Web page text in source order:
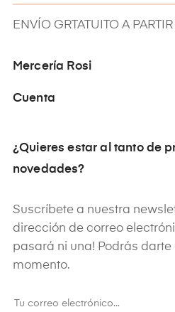
ENVÍO GRTATUITO A
Mercería Rosi
Cuenta
¿Quieres estar al tanto de
novedades?
Suscríbete a nuestra
dirección de correo
pasará ni una! Podrás
momento.